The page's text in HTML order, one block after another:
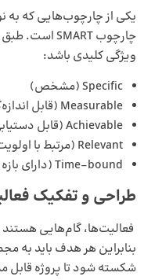
یکی از چارچوب‌هایی که به
ویژگی کلیدی باشد:
Specific (مشخص)
Measurable (قابل اندازه‌گیری)
Achievable (قابل دستیابی)
Relevant (مرتبط با اولویت‌های سازمان)
Time-bound (دارای بازه زمانی مشخص)
طراحی و تفکیک
فعالیت‌ها، گام‌هایی
بنابراین هر هدف باید به
شکسته شود تا پروژه قابل